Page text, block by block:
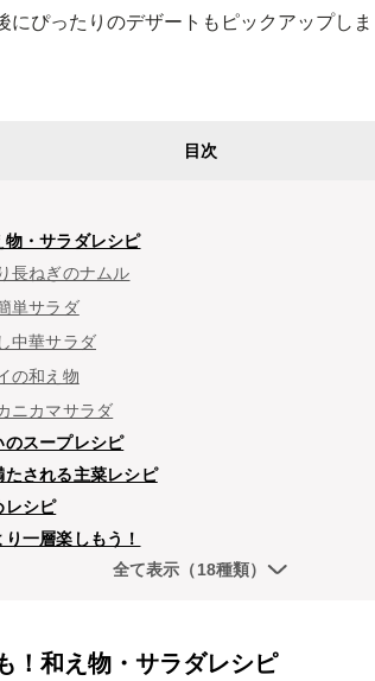
にぴったりのデザートもピックアップし
目次
物・サラダレシピ
長ねぎのナムル
単サラダ
中華サラダ
の和え物
ニカマサラダ
のスープレシピ
される主菜レシピ
レシピ
一層楽しもう！
全て表示（18種類）
！和え物・サラダレシピ